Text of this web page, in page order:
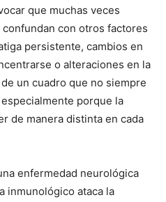
que muchas veces
con otros factores
persistente, cambios en
o alteraciones en la
un cuadro que no siempre
porque la
de manera distinta en cada
enfermedad neurológica
inmunológico ataca la